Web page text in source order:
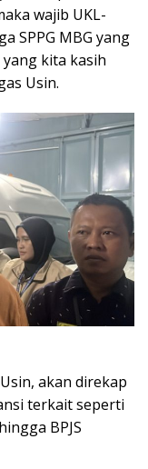
wajib UKL-
SPPG MBG yang
kita kasih
Usin.
akan direkap
terkait seperti
BPJS